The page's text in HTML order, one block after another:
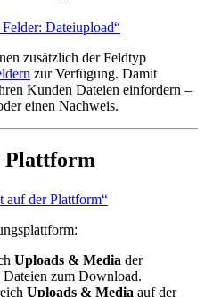
Dateiupload“
zusätzlich der Feldtyp
zur Verfügung. Damit
Kunden Dateien einfordern –
einen Nachweis.
Plattform
auf der Plattform“
Uploads & Media der
zum Download.
Uploads & Media auf der